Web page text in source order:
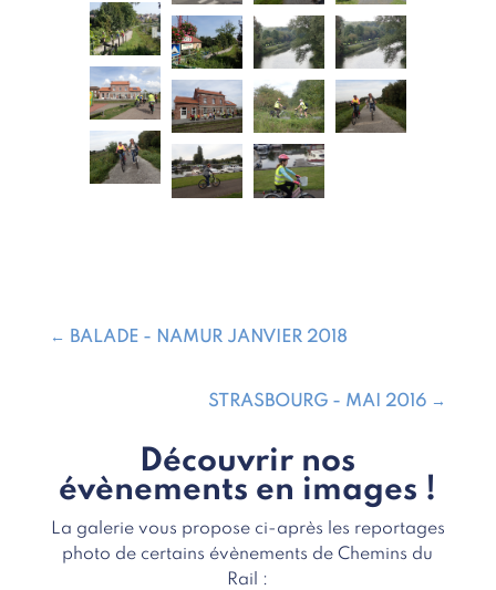
← BALADE - NAMUR JANVIER 2018
STRASBOURG - MAI 2016 →
Découvrir nos
évènements en images !
La galerie vous propose ci-après les reportages
photo de certains évènements de Chemins du
Rail :